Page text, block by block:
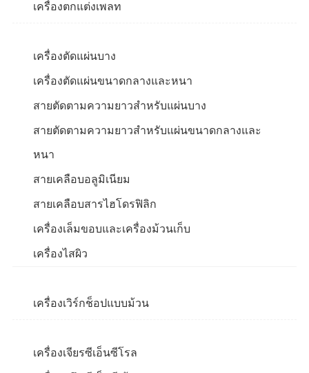
เครื่องตกแต่งเพลท
เครื่องตัดแผ่นบาง
เครื่องตัดแผ่นขนาดกลางและหนา
สายตัดตามความยาวสำหรับแผ่นบาง
สายตัดตามความยาวสำหรับแผ่นขนาดกลางและ
หนา
สายเคลือบอลูมิเนียม
สายเคลือบสารไฮโดรฟิลิก
เครื่องเล็มขอบและเครื่องม้วนเก็บ
เครื่องไสผิว
เครื่องเวิร์กช็อปแบบม้วน
เครื่องเจียรซีเอ็นซีโรล